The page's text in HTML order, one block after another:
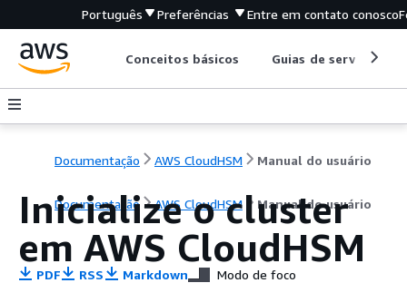
Português Preferências Entre em contato conosco
Conceitos básicos Guias de serviço
Documentação AWS CloudHSM Manual do usuário
Documentação AWS CloudHSM Manual do usuário
Inicialize o cluster
em AWS CloudHSM
PDF RSS Markdown Modo de foco